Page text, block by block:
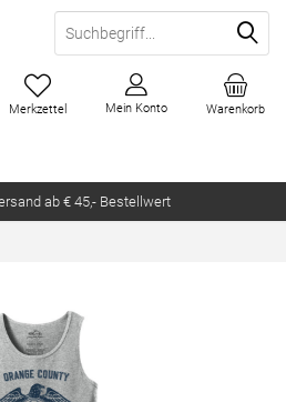
ab € 45,- Bestellwert
Warenkorb
Merkzettel Mein Konto